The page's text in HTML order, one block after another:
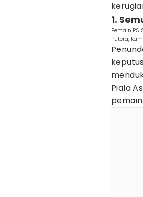
1.
Pemain
Putera,
Piala